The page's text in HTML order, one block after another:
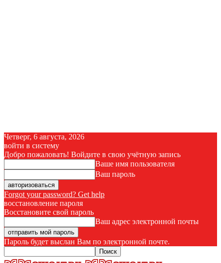
Четверг, 6 августа, 2026
войти в систему
Добро пожаловать! Войдите в свою учётную запись
Ваше имя пользователя
Ваш пароль
Forgot your password? Get help
восстановление пароля
Восстановите свой пароль
Ваш адрес электронной почты
Пароль будет выслан Вам по электронной почте.